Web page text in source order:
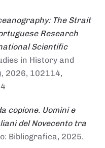
The Strait
Research
Scientific
in History and
2026, 102114,
copione. Uomini e
del Novecento tra
Bibliografica, 2025.